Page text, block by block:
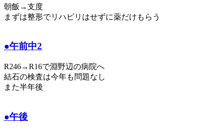
朝飯→支度
まずは整形でリハビリはせずに薬だけもらう
●午前中2
R246→R16で淵野辺の病院へ
結石の検査は今年も問題なし
また半年後
●午後